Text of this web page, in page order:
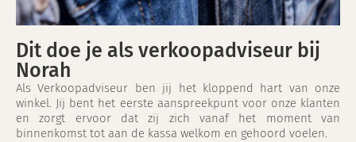
Dit doe je als verkoopadviseur bij
Norah
Als Verkoopadviseur ben jij het kloppend hart van onze
winkel. Jij bent het eerste aanspreekpunt voor onze klanten
en zorgt ervoor dat zij zich vanaf het moment van
binnenkomst tot aan de kassa welkom en gehoord voelen.